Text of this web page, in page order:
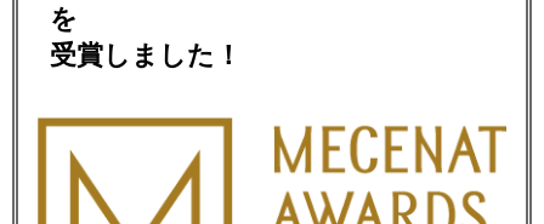
を
受賞しました！